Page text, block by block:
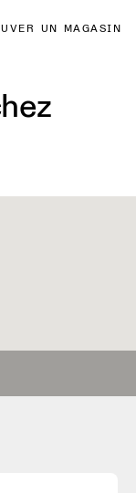
UN MAGASIN